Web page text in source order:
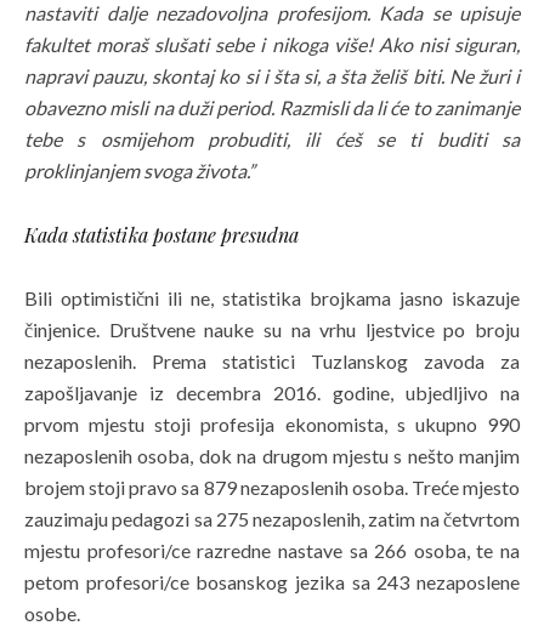
nastaviti dalje nezadovoljna profesijom. Kada se upisuje
fakultet moraš slušati sebe i nikoga više! Ako nisi siguran,
napravi pauzu, skontaj ko si i šta si, a šta želiš biti. Ne žuri i
obavezno misli na duži period. Razmisli da li će to zanimanje
tebe s osmijehom probuditi, ili ćeš se ti buditi sa
proklinjanjem svoga života.”
Kada statistika postane presudna
Bili optimistični ili ne, statistika brojkama jasno iskazuje
činjenice. Društvene nauke su na vrhu ljestvice po broju
nezaposlenih. Prema statistici Tuzlanskog zavoda za
zapošljavanje iz decembra 2016. godine, ubjedljivo na
prvom mjestu stoji profesija ekonomista, s ukupno 990
nezaposlenih osoba, dok na drugom mjestu s nešto manjim
brojem stoji pravo sa 879 nezaposlenih osoba. Treće mjesto
zauzimaju pedagozi sa 275 nezaposlenih, zatim na četvrtom
mjestu profesori/ce razredne nastave sa 266 osoba, te na
petom profesori/ce bosanskog jezika sa 243 nezaposlene
osobe.